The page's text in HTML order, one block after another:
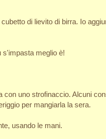
di lievito di birra. Io
s'impasta meglio è!
con uno strofinaccio. Alcuni
per mangiarla la sera.
usando le mani.